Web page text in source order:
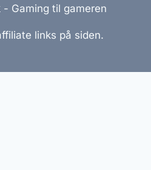
Gaming til gameren
links på siden.